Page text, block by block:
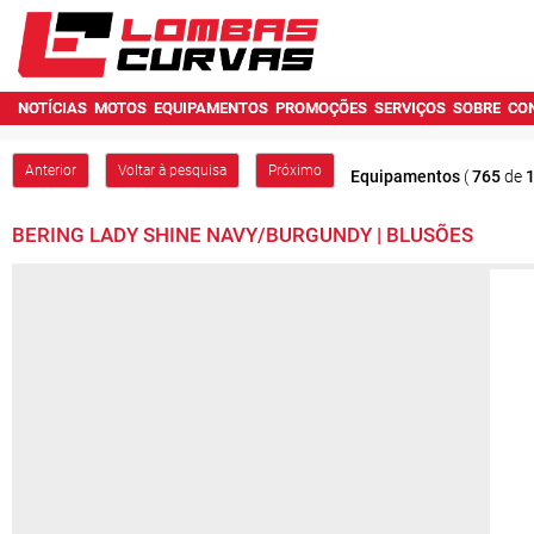
NOTÍCIAS MOTOS EQUIPAMENTOS PROMOÇÕES SERVIÇOS SOBRE
Anterior Voltar à pesquisa Próximo Equipamentos (765de
BERING LADY SHINE NAVY/BURGUNDY | BLUSÕES